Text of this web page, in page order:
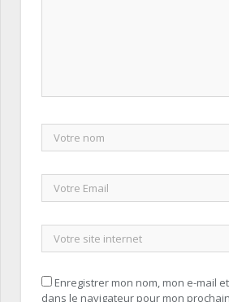
Enregistrer mon nom, mon e-mail
dans le navigateur pour mon